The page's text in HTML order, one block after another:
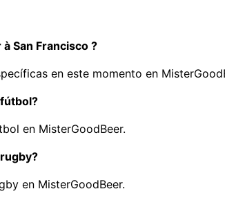
San Francisco ?
en este momento en
en MisterGoodBeer.
en MisterGoodBeer.